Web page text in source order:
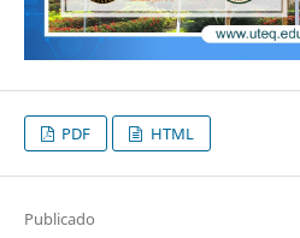
PDF HTML
Publicado